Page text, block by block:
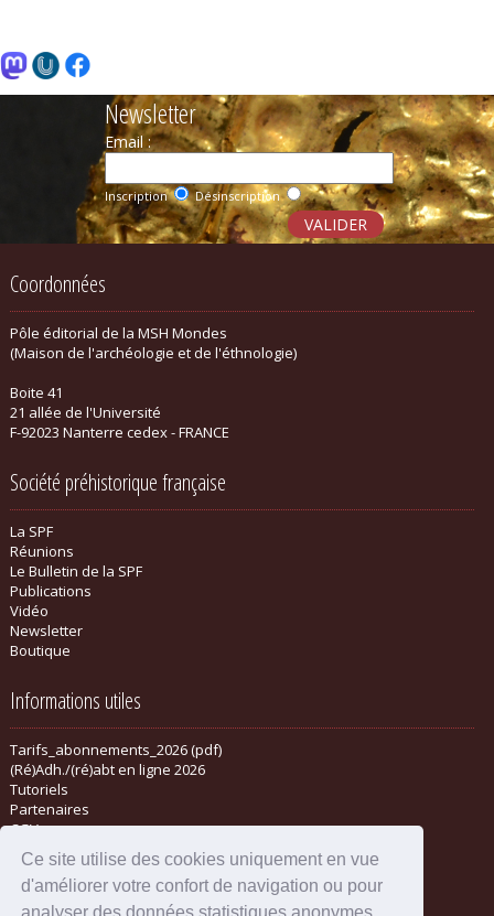
Ce site utilise des cookies uniquement en vue
d'améliorer votre confort de navigation ou pour
analyser des données statistiques anonymes.
Newsletter
Email :
Inscription Désinscription
Coordonnées
Pôle éditorial de la MSH Mondes
(Maison de l'archéologie et de l'éthnologie)
Boite 41
21 allée de l'Université
F-92023 Nanterre cedex - FRANCE
Société préhistorique française
La SPF
Réunions
Le Bulletin de la SPF
Publications
Vidéo
Newsletter
Boutique
Informations utiles
Tarifs_abonnements_2026 (pdf)
(Ré)Adh./(ré)abt en ligne 2026
Tutoriels
Partenaires
CGV